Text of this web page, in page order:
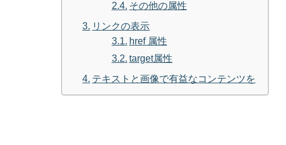
その他の属性
リンクの表示
href 属性
target属性
テキストと画像で有益なコンテンツを